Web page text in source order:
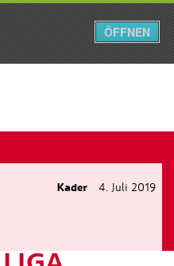
Menü
Kader 4. Juli 2019
ÖFFNEN